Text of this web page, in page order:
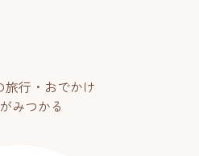
旅行・おでかけ
みつかる